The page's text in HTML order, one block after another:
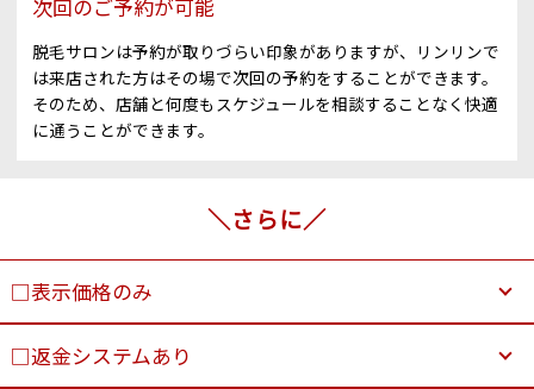
次回のご予約が可能
脱毛サロンは予約が取りづらい印象がありますが、リンリンで
は来店された方はその場で次回の予約をすることができます。
そのため、店舗と何度もスケジュールを相談することなく快適
に通うことができます。
＼さらに／
□表示価格のみ
□返金システムあり